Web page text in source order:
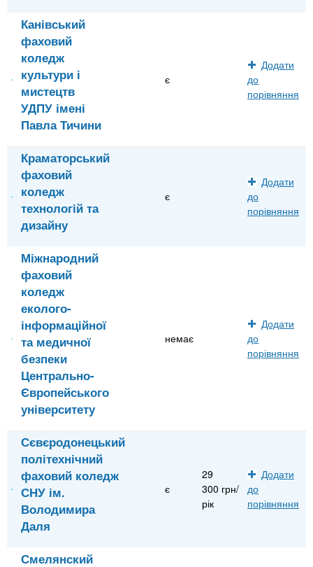
Канівський
фаховий
коледж
культури і
мистецтв
УДПУ імені
Павла Тичини
є
Додати
до
порівняння
Краматорський
фаховий
коледж
технологій та
дизайну
є
Додати
до
порівняння
Міжнародний
фаховий
коледж
еколого-
інформаційної
та медичної
безпеки
Центрально-
Європейського
університету
немає
Додати
до
порівняння
Сєвєродонецький
політехнічний
фаховий коледж
СНУ ім.
Володимира
Даля
є
29
300 грн/
рік
Додати
до
порівняння
Смелянский